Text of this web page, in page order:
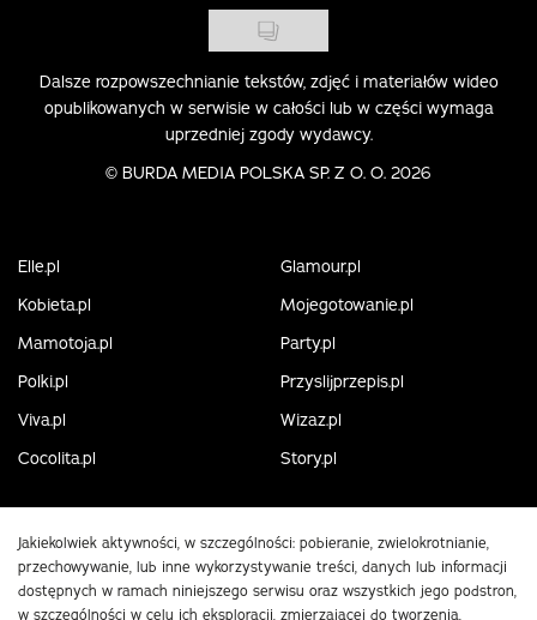
Dalsze rozpowszechnianie tekstów, zdjęć i materiałów wideo
opublikowanych w serwisie w całości lub w części wymaga
uprzedniej zgody wydawcy.
© BURDA MEDIA POLSKA SP. Z O. O. 2026
Elle.pl
Glamour.pl
Kobieta.pl
Mojegotowanie.pl
Mamotoja.pl
Party.pl
Polki.pl
Przyslijprzepis.pl
Viva.pl
Wizaz.pl
Cocolita.pl
Story.pl
Jakiekolwiek aktywności, w szczególności: pobieranie, zwielokrotnianie,
przechowywanie, lub inne wykorzystywanie treści, danych lub informacji
dostępnych w ramach niniejszego serwisu oraz wszystkich jego podstron,
w szczególności w celu ich eksploracji, zmierzającej do tworzenia,